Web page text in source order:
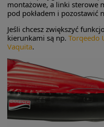
montażowe, a linki sterowe
pod pokładem i pozostawić
Jeśli chcesz zwiększyć
kierunkami są np. Torqeedo
Vaquita.